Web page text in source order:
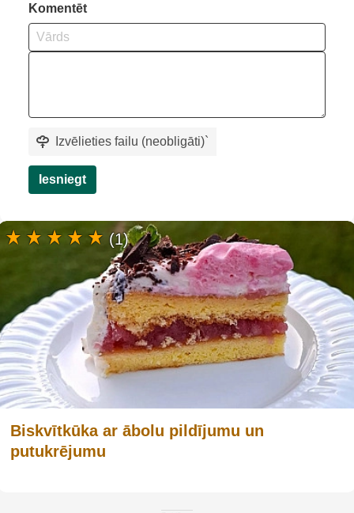
Komentēt
Izvēlieties failu (neobligāti)`
Iesniegt
Biskvītkūka ar ābolu pildījumu un
putukrējumu
(1)